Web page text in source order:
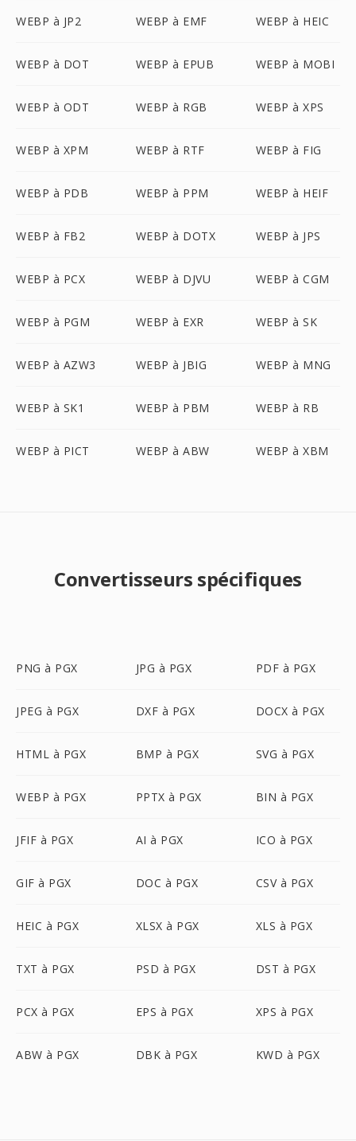
WEBP à JP2 WEBP à EMF WEBP à HEIC
WEBP à DOT WEBP à EPUB WEBP à MOBI
WEBP à ODT WEBP à RGB WEBP à XPS
WEBP à XPM WEBP à RTF WEBP à FIG
WEBP à PDB WEBP à PPM WEBP à HEIF
WEBP à FB2 WEBP à DOTX WEBP à JPS
WEBP à PCX WEBP à DJVU WEBP à CGM
WEBP à PGM WEBP à EXR WEBP à SK
WEBP à AZW3 WEBP à JBIG WEBP à MNG
WEBP à SK1 WEBP à PBM WEBP à RB
WEBP à PICT WEBP à ABW WEBP à XBM
Convertisseurs spécifiques
PNG à PGX JPG à PGX PDF à PGX
JPEG à PGX DXF à PGX DOCX à PGX
HTML à PGX BMP à PGX SVG à PGX
WEBP à PGX PPTX à PGX BIN à PGX
JFIF à PGX AI à PGX ICO à PGX
GIF à PGX DOC à PGX CSV à PGX
HEIC à PGX XLSX à PGX XLS à PGX
TXT à PGX PSD à PGX DST à PGX
PCX à PGX EPS à PGX XPS à PGX
ABW à PGX DBK à PGX KWD à PGX